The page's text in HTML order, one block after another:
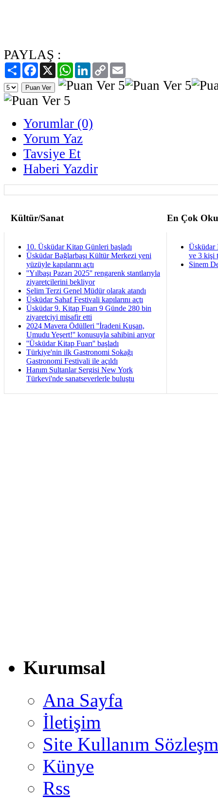
PAYLAŞ :
PaylaşFacebook
X WhatsAppLinkedIn
Copy
Link
Yorumlar (0)
Yorum Yaz
Tavsiye Et
Haberi Yazdir
Kültür/Sanat En Çok
10. Üsküdar Kitap Günleri başladı
Üsküdar Bağlarbaşı Kültür Merkezi yeni
yüzüyle kapılarını açtı
''Yılbaşı Pazarı 2025'' rengarenk stantlarıyla
ziyaretçilerini bekliyor
Selim Terzi Genel Müdür olarak atandı
Üsküdar Sahaf Festivali kapılarını açtı
Üsküdar 9. Kitap Fuarı 9 Günde 280 bin
ziyaretçiyi misafir etti
2024 Mavera Ödülleri ''İradeni Kuşan,
Umudu Yeşert!'' konusuyla sahibini arıyor
''Üsküdar Kitap Fuarı'' başladı
Türkiye'nin ilk Gastronomi Sokağı
Gastronomi Festivali ile açıldı
Hanım Sultanlar Sergisi New York
Türkevi'nde sanatseverlerle buluştu
Üsküdar
ve 3 kişi
Sinem
Kurumsal
Ana Sayfa
İletişim
Site Kullanım
Künye
Rss